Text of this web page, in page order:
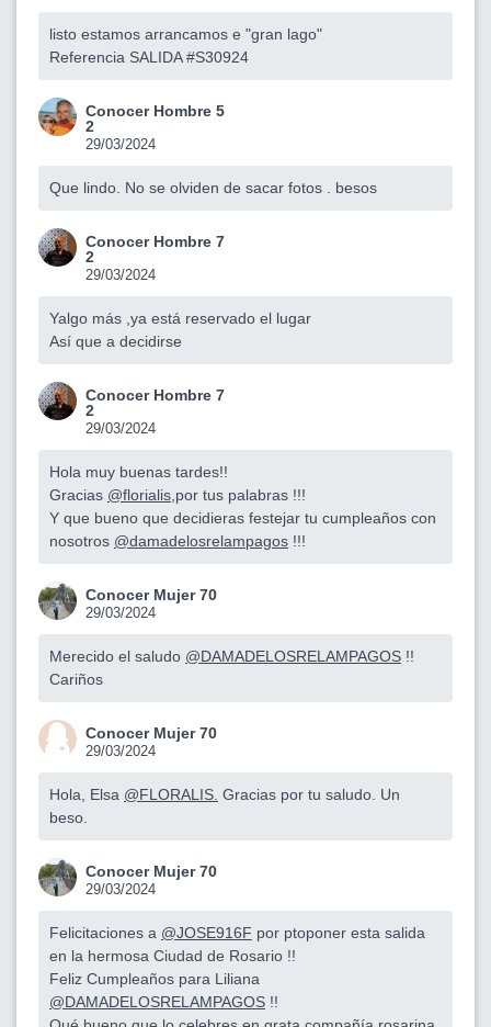
listo estamos arrancamos e "gran lago"
Referencia SALIDA #S30924
Conocer Hombre 5
2
29/03/2024
Que lindo. No se olviden de sacar fotos . besos
Conocer Hombre 7
2
29/03/2024
Yalgo más ,ya está reservado el lugar
Así que a decidirse
Conocer Hombre 7
2
29/03/2024
Hola muy buenas tardes!!
Gracias @florialis ,por tus palabras !!!
Y que bueno que decidieras festejar tu cumpleaños con
nosotros @damadelosrelampagos !!!
Conocer Mujer 70
29/03/2024
Merecido el saludo @DAMADELOSRELAMPAGOS !!
Cariños
Conocer Mujer 70
29/03/2024
Hola, Elsa @FLORALIS. Gracias por tu saludo. Un
beso.
Conocer Mujer 70
29/03/2024
Felicitaciones a @JOSE916F por ptoponer esta salida
en la hermosa Ciudad de Rosario !!
Feliz Cumpleaños para Liliana
@DAMADELOSRELAMPAGOS !!